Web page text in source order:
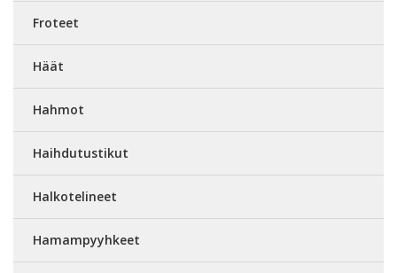
Froteet
Häät
Hahmot
Haihdutustikut
Halkotelineet
Hamampyyhkeet